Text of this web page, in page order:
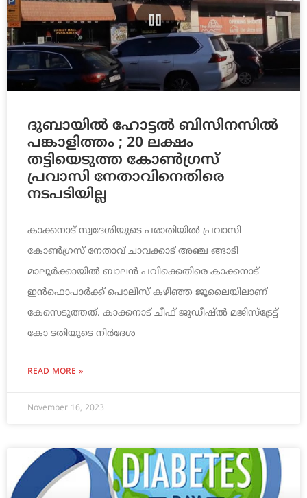
ദുബായില്‍ ഹോട്ടല്‍ ബിസിനസില്‍
പങ്കാളിത്തം ; 20 ലക്ഷം
തട്ടിയെടുത്ത കോണ്‍ഗ്രസ്
പ്രവാസി നേതാവിനെതിരെ
നടപടിയില്ല
കാക്കനാട് സ്വദേശിയുടെ പരാതിയില്‍ പ്രവാസി
കോണ്‍ഗ്രസ് നേതാവ് ചാവക്കാട് അഞ്ച ങ്ങാടി
മാലൂര്‍ക്കായില്‍ ബാലന്‍ പവിക്കെതിരെ കാക്കനാട്
ഇന്‍ഫൊപാര്‍ക്ക് പൊലീസ് കഴിഞ്ഞ ജൂലൈയിലാണ്
കേസെടുത്തത്. കാക്കനാട് ചീഫ് ജുഡീഷ്ല്‍ മജിസ്‌ട്രേട്ട്
കോ ടതിയുടെ നിര്‍ദേശ
READ MORE »
November 16, 2023